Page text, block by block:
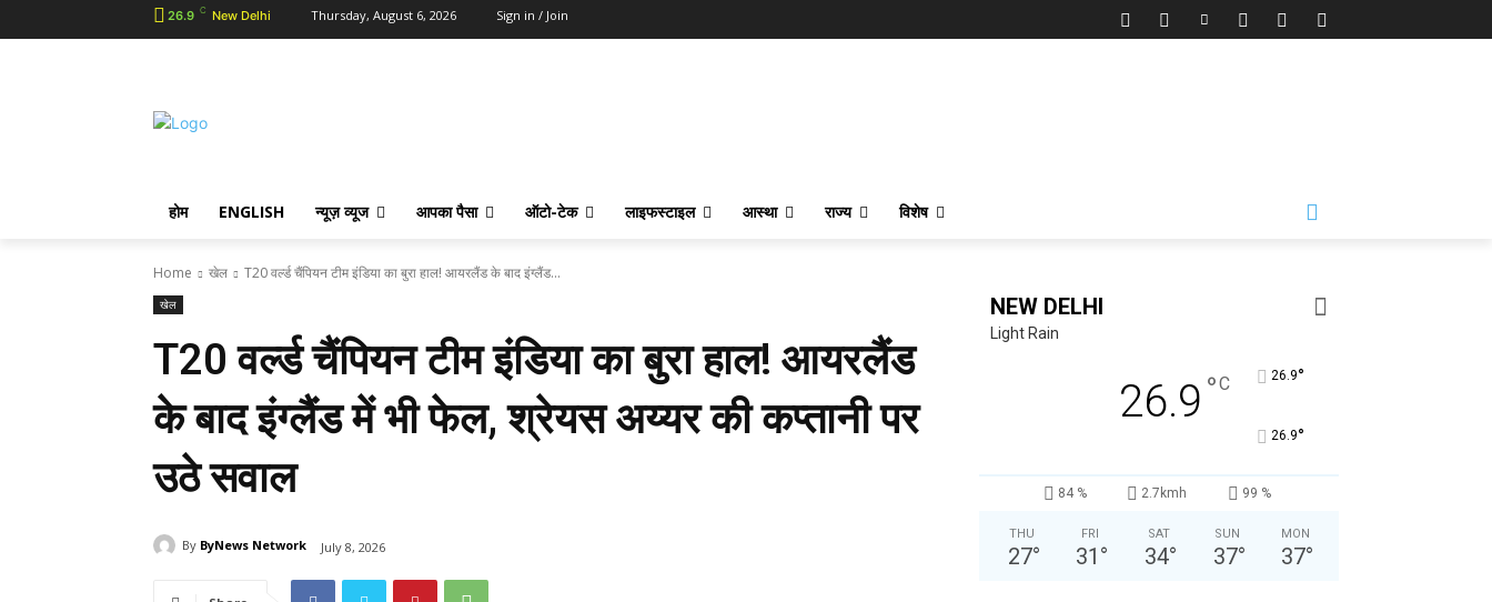
26.9 C New Delhi Thursday, August 6, 2026 Sign in / Join
होम ENGLISH न्यूज़ व्यूज आपका पैसा ऑटो-टेक लाइफस्टाइल आस्था राज्य विशेष
Home खेल T20 वर्ल्ड चैंपियन टीम इंडिया का बुरा हाल! आयरलैंड के बाद इंग्लैंड...
खेल
T20 वर्ल्ड चैंपियन टीम इंडिया का बुरा हाल! आयरलैंड
के बाद इंग्लैंड में भी फेल, श्रेयस अय्यर की कप्तानी पर
उठे सवाल
By ByNews Network July 8, 2026
NEW DELHI
Light Rain
26.9 °C 26.9°
26.9°
84 % 2.7kmh 99 %
THU
27°
FRI
31 °
SAT
34°
SUN
37°
MON
37°